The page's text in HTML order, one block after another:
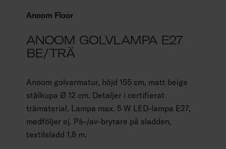
Anoom Floor
ANOOM GOLVLAMPA E27
BE/TRÄ
Anoom golvarmatur, höjd 155 cm, matt beige
stålkupa Ø 12 cm. Detaljer i certifierat
trämaterial. Lampa max. 5 W LED-lampa E27,
medföljer ej. På-/av-brytare på sladden,
textilsladd 1,8 m.